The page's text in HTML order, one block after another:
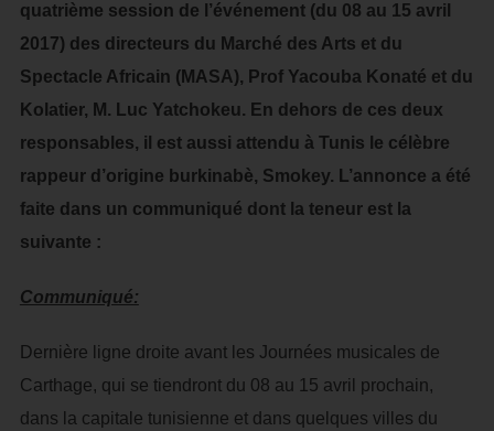
quatrième session de l’événement (du 08 au 15 avril
2017) des directeurs du Marché des Arts et du
Spectacle Africain (MASA), Prof Yacouba Konaté et du
Kolatier, M. Luc Yatchokeu. En dehors de ces deux
responsables, il est aussi attendu à Tunis le célèbre
rappeur d’origine burkinabè, Smokey. L’annonce a été
faite dans un communiqué dont la teneur est la
suivante :
Communiqué:
Dernière ligne droite avant les Journées musicales de
Carthage, qui se tiendront du 08 au 15 avril prochain,
dans la capitale tunisienne et dans quelques villes du